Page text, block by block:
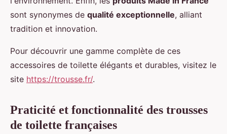
sont synonymes de qualité exceptionnelle, alliant
tradition et innovation.
Pour découvrir une gamme complète de ces
accessoires de toilette élégants et durables, visitez le
site https://trousse.fr/.
Praticité et fonctionnalité des trousses
de toilette françaises